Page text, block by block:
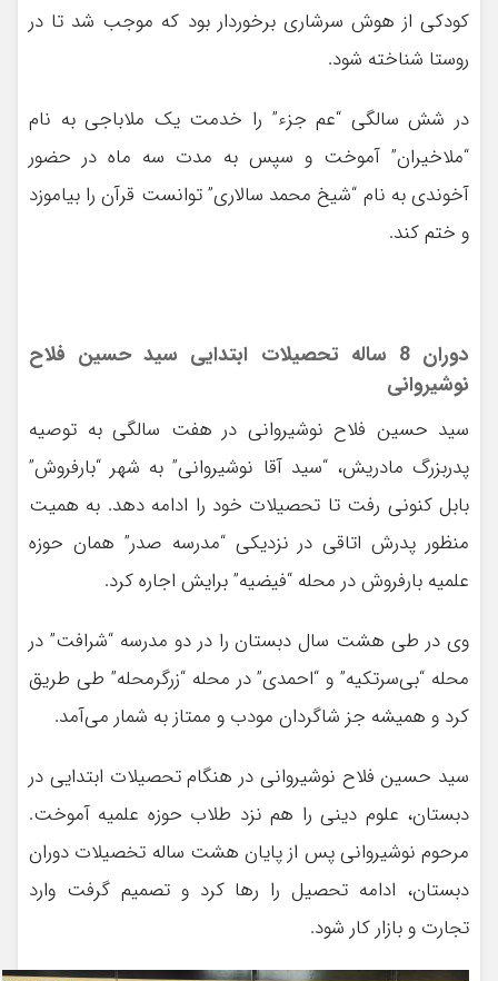
کودکی از هوش سرشاری برخوردار بود که موجب شد تا در
روستا شناخته شود.
در شش سالگی “عم جزء” را خدمت یک ملاباجی به نام
“ملاخیران” آموخت و سپس به مدت سه ماه در حضور
آخوندی به نام “شیخ محمد سالاری” توانست قرآن را بیاموزد
و ختم کند.
دوران 8 ساله تحصیلات ابتدایی سید حسین فلاح
نوشیروانی
سید حسین فلاح نوشیروانی در هفت سالگی به توصیه
پدربزرگ مادریش، “سید آقا نوشیروانی” به شهر “بارفروش”
بابل کنونی رفت تا تحصیلات خود را ادامه دهد. به همیت
منظور پدرش اتاقی در نزدیکی “مدرسه صدر” همان حوزه
علمیه بارفروش در محله “فیضیه” برایش اجاره کرد.
وی در طی هشت سال دبستان را در دو مدرسه “شرافت” در
محله “بی‌سرتکیه” و “احمدی” در محله “زرگرمحله” طی طریق
کرد و همیشه جز شاگردان مودب و ممتاز به شمار می‌آمد.
سید حسین فلاح نوشیروانی در هنگام تحصیلات ابتدایی در
دبستان، علوم دینی را هم نزد طلاب حوزه علمیه آموخت.
مرحوم نوشیروانی پس از پایان هشت ساله تخصیلات دوران
دبستان، ادامه تحصیل را رها کرد و تصمیم گرفت وارد
تجارت و بازار کار شود.